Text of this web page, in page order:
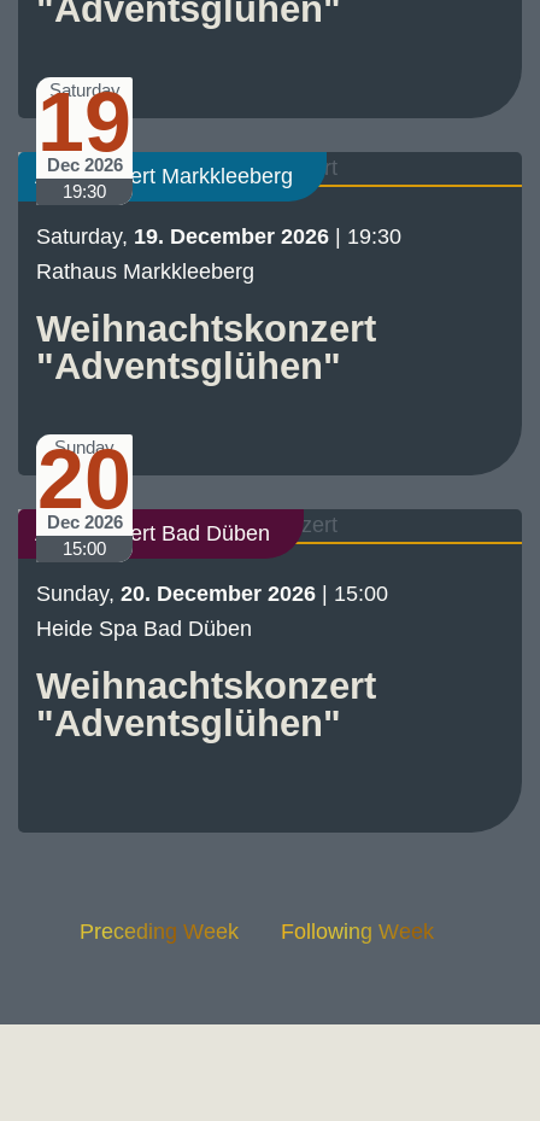
"Adventsglühen"
Abo-Konzert Markkleeberg
Saturday
19
Dec 2026
19:30
Saturday, 19. December 2026 | 19:30
Rathaus Markkleeberg
Weihnachtskonzert
"Adventsglühen"
Abo-Konzert Bad Düben
Sunday
20
Dec 2026
15:00
Sunday, 20. December 2026 | 15:00
Heide Spa Bad Düben
Weihnachtskonzert
"Adventsglühen"
Preceding Week Following Week